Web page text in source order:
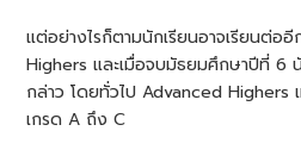
แต่อย่างไรก็ตามนักเรียนอาจเรียนต่อ
Highers และเมื่อจบมัธยมศึกษาปีที่ 6
กล่าว โดยทั่วไป Advanced Highers
เกรด A ถึง C